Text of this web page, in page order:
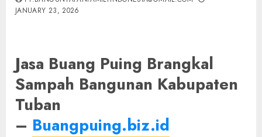
JANUARY 23, 2026
Jasa Buang Puing Brangkal
Sampah Bangunan Kabupaten
Tuban
– Buangpuing.biz.id